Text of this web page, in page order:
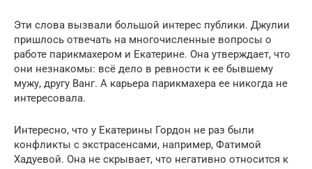
Эти слова вызвали большой интерес публики. Джулии
пришлось отвечать на многочисленные вопросы о
работе парикмахером и Екатерине. Она утверждает, что
они незнакомы: всё дело в ревности к ее бывшему
мужу, другу Ванг. А карьера парикмахера ее никогда не
интересовала.
Интересно, что у Екатерины Гордон не раз были
конфликты с экстрасенсами, например, Фатимой
Хадуевой. Она не скрывает, что негативно относится к